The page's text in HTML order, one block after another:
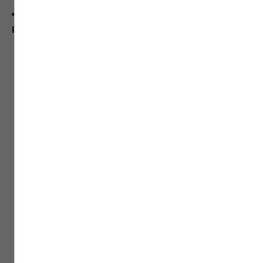
performance des menuiseries ? »